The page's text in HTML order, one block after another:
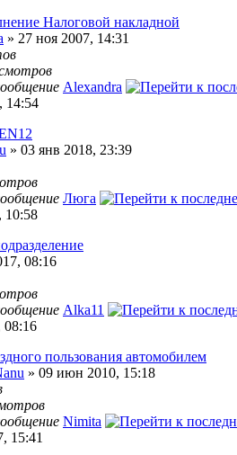
Налоговой накладной
» 27 ноя 2007, 14:31
Alexandra
14:54
» 03 янв 2018, 23:39
Люга
10:58
08:16
Alka11
08:16
пользования автомобилем
» 09 июн 2010, 15:18
Nimita
15:41